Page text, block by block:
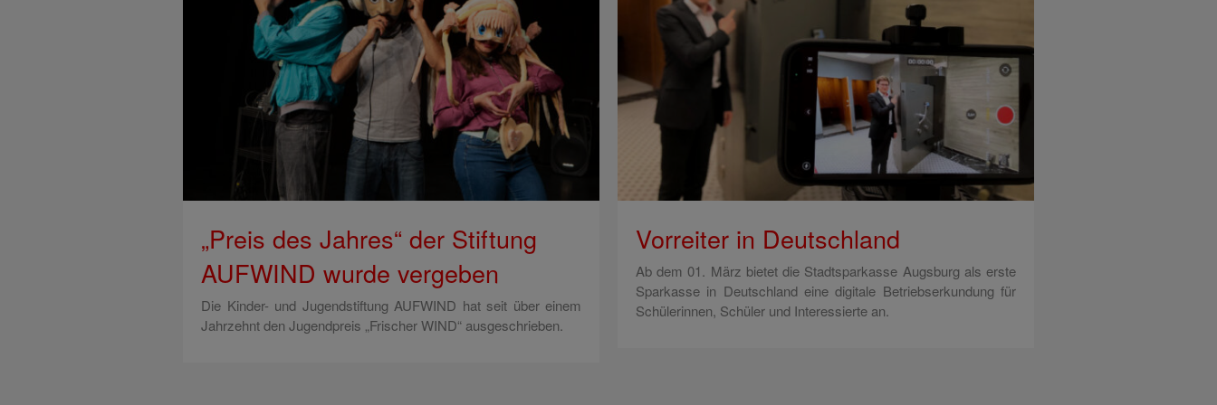
„Preis des Jahres“ der Stiftung
AUFWIND wurde vergeben
Die Kinder- und Jugendstiftung AUFWIND hat seit über einem
Jahrzehnt den Jugendpreis „Frischer WIND“ ausgeschrieben.
Vorreiter in Deutschland
Ab dem 01. März bietet die Stadtsparkasse Augsburg als erste
Sparkasse in Deutschland eine digitale Betriebserkundung für
Schülerinnen, Schüler und Interessierte an.